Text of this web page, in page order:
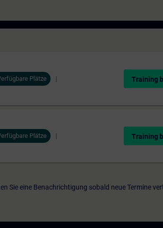
Plätze Training
Plätze Training
Sie eine Benachrichtigung sobald neue Termine